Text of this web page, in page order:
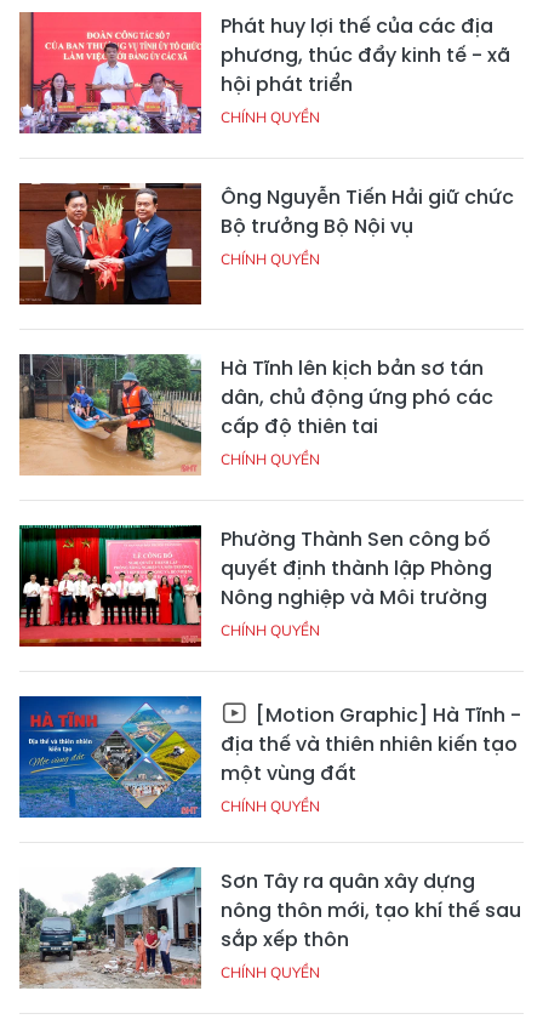
Phát huy lợi thế của các địa
phương, thúc đẩy kinh tế - xã
hội phát triển
CHÍNH QUYỀN
Ông Nguyễn Tiến Hải giữ chức
Bộ trưởng Bộ Nội vụ
CHÍNH QUYỀN
Hà Tĩnh lên kịch bản sơ tán
dân, chủ động ứng phó các
cấp độ thiên tai
CHÍNH QUYỀN
Phường Thành Sen công bố
quyết định thành lập Phòng
Nông nghiệp và Môi trường
CHÍNH QUYỀN
[Motion Graphic] Hà Tĩnh -
địa thế và thiên nhiên kiến tạo
một vùng đất
CHÍNH QUYỀN
Sơn Tây ra quân xây dựng
nông thôn mới, tạo khí thế sau
sắp xếp thôn
CHÍNH QUYỀN